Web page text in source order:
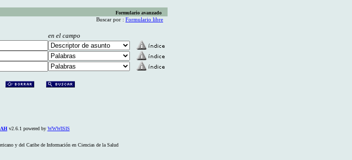
Formulario avanzado
Buscar por : Formulario libre
en el campo
v2.6.1 powered by WWWISIS
y del Caribe de Información en Ciencias de la Salud